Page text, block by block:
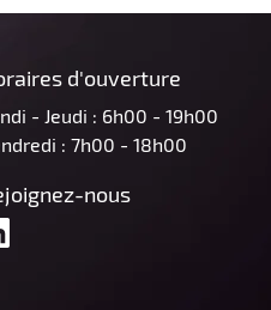
d'ouverture
- Jeudi : 6h00 - 19h00
: 7h00 - 18h00
nous